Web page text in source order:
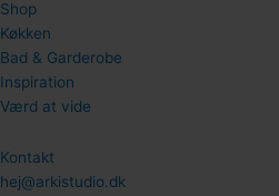
Shop
Køkken
Bad & Garderobe
Inspiration
Værd at vide
Kontakt
hej@arkistudio.dk